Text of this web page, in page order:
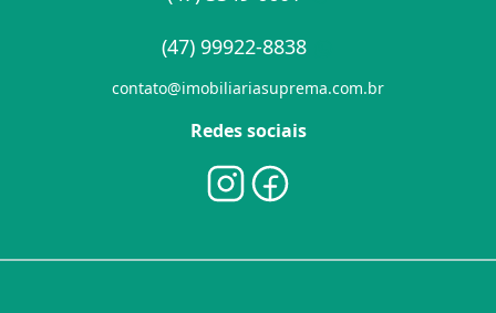
(47) 99922-8838
contato@imobiliariasuprema.com.br
Redes sociais